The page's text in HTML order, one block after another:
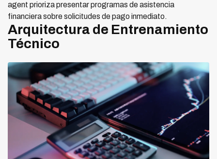
agent prioriza presentar programas de asistencia
financiera sobre solicitudes de pago inmediato.
Arquitectura de Entrenamiento
Técnico